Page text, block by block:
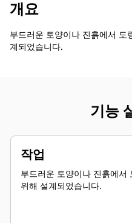
개요
부드러운 토양이나 진흙에서 도
계되었습니다.
기능
작업
부드러운 토양이나 진흙에서
위해 설계되었습니다.